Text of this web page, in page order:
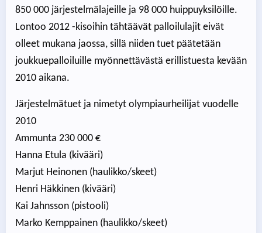
850 000 järjestelmälajeille ja 98 000 huippuyksilöille.
Lontoo 2012 -kisoihin tähtäävät palloilulajit eivät
olleet mukana jaossa, sillä niiden tuet päätetään
joukkuepalloiluille myönnettävästä erillistuesta kevään
2010 aikana.
Järjestelmätuet ja nimetyt olympiaurheilijat vuodelle
2010
Ammunta 230 000 €
Hanna Etula (kivääri)
Marjut Heinonen (haulikko/skeet)
Henri Häkkinen (kivääri)
Kai Jahnsson (pistooli)
Marko Kemppainen (haulikko/skeet)